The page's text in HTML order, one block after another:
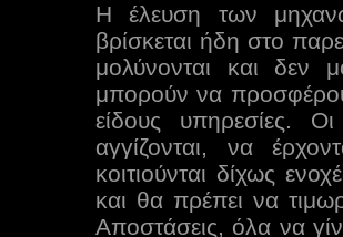
Η έλευση των
βρίσκεται ήδη στο
μολύνονται και δεν
μπορούν να
είδους υπηρεσίες.
αγγίζονται, να
κοιτιούνται δίχως
και θα πρέπει να
Αποστάσεις, όλα να